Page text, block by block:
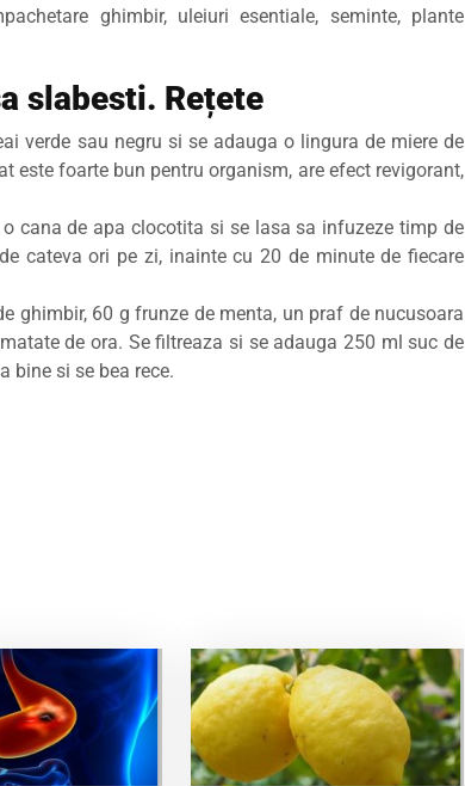
ghimbir, uleiuri esentiale, seminte, plante
slabesti. Rețete
verde sau negru si se adauga o lingura de miere de
este foarte bun pentru organism, are efect revigorant,
cana de apa clocotita si se lasa sa infuzeze timp de
cateva ori pe zi, inainte cu 20 de minute de fiecare
ghimbir, 60 g frunze de menta, un praf de nucusoara
de ora. Se filtreaza si se adauga 250 ml suc de
bine si se bea rece.